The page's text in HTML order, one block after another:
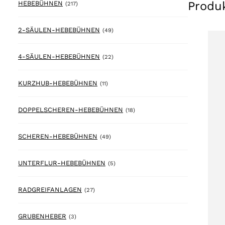
HEBEBÜHNEN (217)217 products
2-SÄULEN-HEBEBÜHNEN (49)49 products
4-SÄULEN-HEBEBÜHNEN (22)22 products
KURZHUB-HEBEBÜHNEN (11)11 products
DOPPELSCHEREN-HEBEBÜHNEN (18)18 products
SCHEREN-HEBEBÜHNEN (49)49 products
UNTERFLUR-HEBEBÜHNEN (5)5 products
RADGREIFANLAGEN (27)27 products
GRUBENHEBER (3)3 products